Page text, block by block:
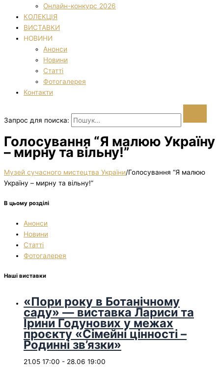
Онлайн-конкурс 2026
КОЛЕКЦІЯ
ВИСТАВКИ
НОВИНИ
Анонси
Новини
Статті
Фотогалерея
Контакти
Запрос для поиска:
Голосування “Я малюю Україну
– мирну та вільну!”
Музей сучасного мистецтва України/Голосування “Я малюю
Україну – мирну та вільну!”
В цьому розділі
Анонси
Новини
Статті
Фотогалерея
Наші виставки
«Пори року в Ботанічному
саду» — виставка Лариси та
Ірини Годунових у межах
проєкту «Сімейні цінності –
Родинні зв’язки»
21.05 17:00 - 28.06 19:00